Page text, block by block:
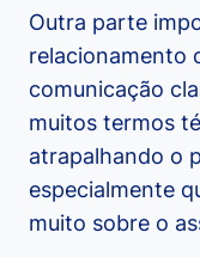
Outra parte
relacionamento
comunicação
muitos termos
atrapalhando o
especialmente
muito sobre o